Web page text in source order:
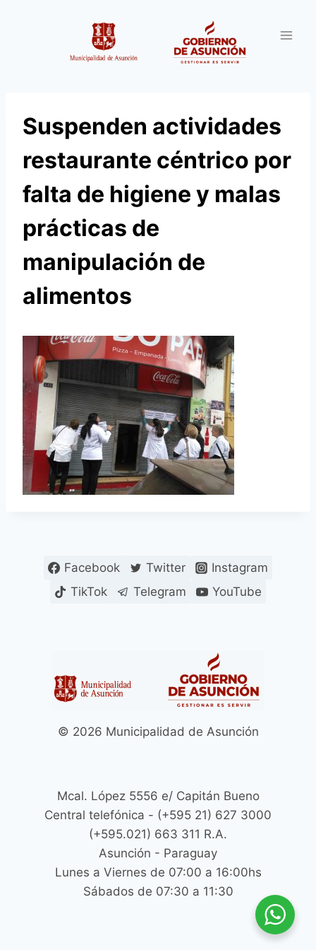
Suspenden actividades
restaurante céntrico por
falta de higiene y malas
prácticas de
manipulación de
alimentos
Facebook Twitter
Instagram
TikTok
Telegram YouTube
© 2026 Municipalidad de Asunción
Mcal. López 5556 e/ Capitán Bueno
Central telefónica - (+595 21) 627 3000
(+595.021) 663 311 R.A.
Asunción - Paraguay
Lunes a Viernes de 07:00 a 16:00hs
Sábados de 07:30 a 11:30